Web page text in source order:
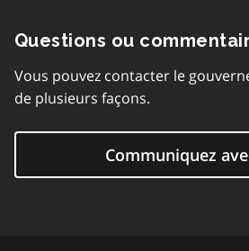
Questions ou
Vous pouvez contacter le
de plusieurs façons.
Communiquez